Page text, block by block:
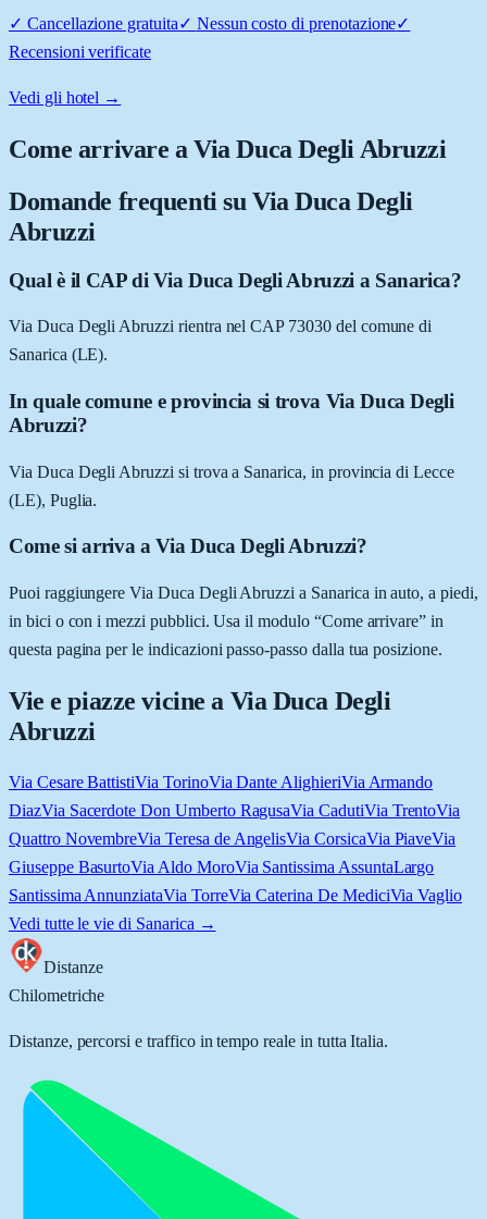
✓ Cancellazione gratuita✓ Nessun costo di prenotazione✓
Recensioni verificate
Vedi gli hotel →
Come arrivare aVia Duca Degli Abruzzi
Domande frequenti su Via Duca Degli
Abruzzi
Qual è il CAP di Via Duca Degli Abruzzi a Sanarica?
Via Duca Degli Abruzzi rientra nel CAP 73030 del comune di
Sanarica (LE).
In quale comune e provincia si trova Via Duca Degli
Abruzzi?
Via Duca Degli Abruzzi si trova a Sanarica, in provincia di Lecce
(LE), Puglia.
Come si arriva a Via Duca Degli Abruzzi?
Puoi raggiungere Via Duca Degli Abruzzi a Sanarica in auto, a piedi,
in bici o con i mezzi pubblici. Usa il modulo “Come arrivare” in
questa pagina per le indicazioni passo-passo dalla tua posizione.
Vie e piazze vicine a Via Duca Degli
Abruzzi
Via Cesare BattistiVia TorinoVia Dante AlighieriVia Armando
DiazVia Sacerdote Don Umberto RagusaVia CadutiVia TrentoVia
Quattro NovembreVia Teresa de AngelisVia CorsicaVia PiaveVia
Giuseppe BasurtoVia Aldo MoroVia Santissima AssuntaLargo
Santissima AnnunziataVia TorreVia Caterina De MediciVia Vaglio
Vedi tutte le vie di Sanarica →
Distanze
Chilometriche
Distanze, percorsi e traffico in tempo reale in tutta Italia.